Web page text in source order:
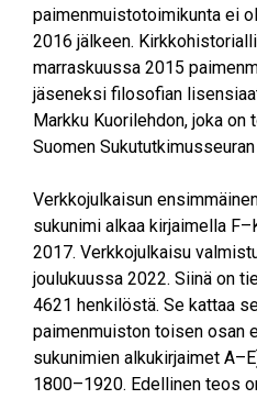
paimenmuistotoimikunta ei
2016 jälkeen.
marraskuussa 2015
jäseneksi filosofian
Markku Kuorilehdon, joka on
Suomen
Verkkojulkaisun
sukunimi alkaa kirjaimella
2017. Verkkojulkaisu
joulukuussa 2022. Siinä on
4621 henkilöstä. Se kattaa
paimenmuiston toisen osan
sukunimien alkukirjaimet
1800–1920. Edellinen teos